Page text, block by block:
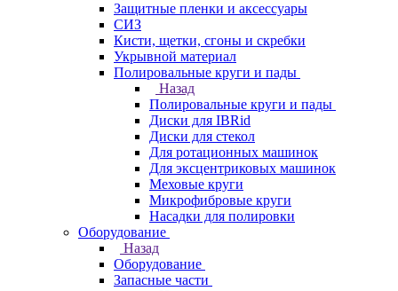
Защитные пленки и аксессуары
СИЗ
Кисти, щетки, сгоны и скребки
Укрывной материал
Полировальные круги и пады
Назад
Полировальные круги и пады
Диски для IBRid
Диски для стекол
Для ротационных машинок
Для эксцентриковых машинок
Меховые круги
Микрофибровые круги
Насадки для полировки
Оборудование
Назад
Оборудование
Запасные части